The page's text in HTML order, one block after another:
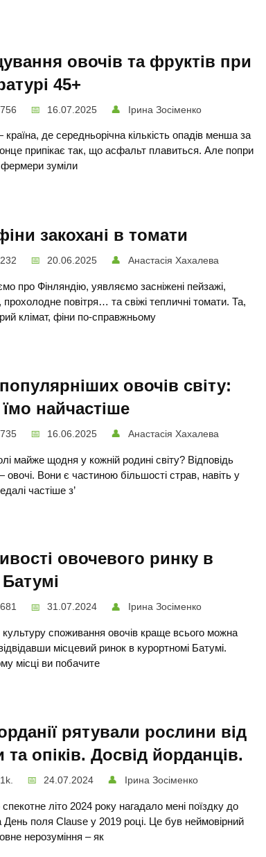
овочів та фруктів при
45+
756 16.07.2025 Ірина Зосіменко
де середньорічна кількість опадів менша за
припікає так, що асфальт плавиться. Але попри
фермери зуміли
закохані в томати
232 20.06.2025 Анастасія Хахалева
про Фінляндію, уявляємо засніжені пейзажі,
прохолодне повітря… та свіжі тепличні томати. Та,
клімат, фіни по-справжньому
овочів світу:
найчастіше
735 16.06.2025 Анастасія Хахалева
майже щодня у кожній родині світу? Відповідь
Вони є частиною більшості страв, навіть у
частіше з’
овочевого ринку в
Батумі
681 31.07.2024 Ірина Зосіменко
культуру споживання овочів краще всього можна
місцевий ринок в курортномі Батумі.
місці ви побачите
рятували рослини від
та опіків. Досвід йорданців.
1k. 24.07.2024 Ірина Зосіменко
літо 2024 року нагадало мені поїздку до
День поля Clause у 2019 році. Це був неймовірний
нерозуміння – як